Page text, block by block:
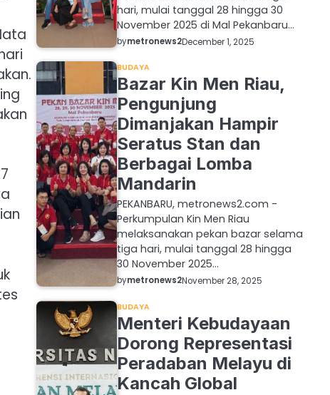
hari, mulai tanggal 28 hingga 30
November 2025 di Mal Pekanbaru…
bymetronews2December 1, 2025
BUDAYA
Bazar Kin Men Riau,
Pengunjung
Dimanjakan Hampir
Seratus Stan dan
Berbagai Lomba
Mandarin
PEKANBARU, metronews2.com -
Perkumpulan Kin Men Riau
melaksanakan pekan bazar selama
tiga hari, mulai tanggal 28 hingga
30 November 2025…
bymetronews2November 28, 2025
BUDAYA
Menteri Kebudayaan
Dorong Representasi
Peradaban Melayu di
Kancah Global